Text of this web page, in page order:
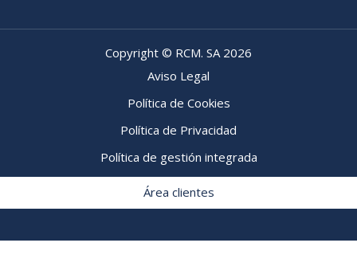
Copyright © RCM. SA 2026
Aviso Legal
Política de Cookies
Política de Privacidad
Política de gestión integrada
Área clientes